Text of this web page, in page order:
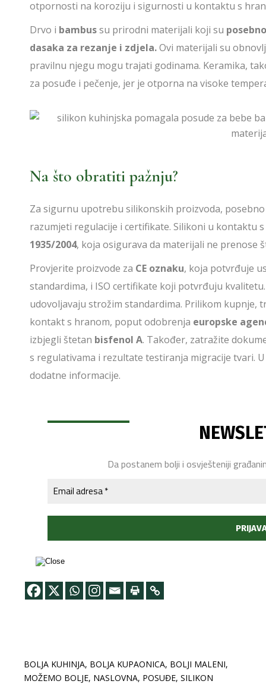
otpornosti na koroziju i sigurnosti u kontaktu s
Drvo i bambussu prirodni materijali koji su
dasaka za rezanje i zdjela.Ovi materijali su
pravilnu njegu mogu trajati godinama. Keramika,
za posuđe i pečenje, jer je otporna na visoke
Na što obratiti pažnju?
Za sigurnu upotrebu silikonskih proizvoda,
razumjeti regulacije i certifikate. Silikoni u kontaktu
1935/2004, koja osigurava da materijali ne prenose
Provjerite proizvode za CE oznaku, koja potvrđuje
standardima, i ISO certifikate koji potvrđuju
udovoljavaju strožim standardima. Prilikom
kontakt s hranom, poput odobrenja europske
izbjegli štetan bisfenol A. Također, zatražite
s regulativama i rezultate testiranja migracije tvari.
dodatne informacije.
Da postanem bolji i osvješteniji
BOLJA KUHINJA, BOLJA KUPAONICA, BOLJI MALENI,
MOŽEMO BOLJE, NASLOVNA, POSUĐE,SILIKON